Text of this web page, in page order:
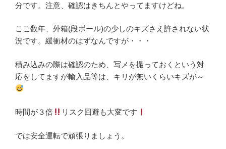
分です。注意、確認はきちんとやってますけどね。
ここ数年、外箱(段ボール)の少しのキズさえ許されない状
況です。緩衝材のはずなんですが・・・
積み込みの際は確認のため、写メを撮っておくという対
応をしてますが輸入品等は、キリが無いくらいキズが～
時間が３倍 リスク回避も大変です
では安全運転で頑張りましょう。